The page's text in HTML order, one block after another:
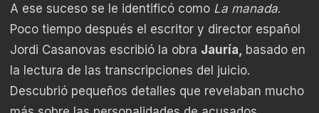
A ese suceso se le identificó como La manada.
Poco tiempo después el escritor y director español
Jordi Casanovas escribió la obra Jauría, basado en
la lectura de las transcripciones del juicio.
Descubrió pequeños detalles que revelaban mucho